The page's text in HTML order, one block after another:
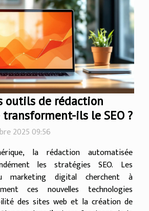
outils de rédaction
ils le SEO ?
2025 09:56
la rédaction automatisée
les stratégies SEO. Les
marketing digital cherchent à
ces nouvelles technologies
des sites web et la création de